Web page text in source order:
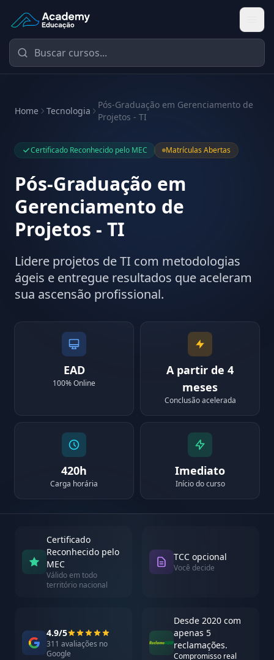
Academy Educação — Página Inicial
Home Tecnologia
Pós-Graduação em Gerenciamento de
Projetos - TI
Certificado Reconhecido pelo MEC Matrículas Abertas
Pós-Graduação em
Gerenciamento de
Projetos - TI
Lidere projetos de TI com metodologias
ágeis e entregue resultados que aceleram
sua ascensão profissional.
EAD
100% Online
A partir de 4
meses
Conclusão acelerada
420h
Carga horária
Imediato
Início do curso
Certificado
Reconhecido pelo
MEC
Válido em todo
território nacional
TCC opcional
Você decide
4.9/5
311 avaliações no
Google
Desde 2020 com
apenas 5
reclamações.
Compromisso real